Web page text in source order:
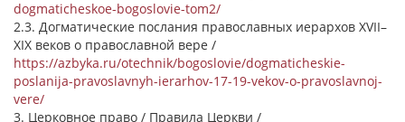
dogmaticheskoe-bogoslovie-tom2/
2.3. Догматические послания православных иерархов XVII–
XIX веков о православной вере /
https://azbyka.ru/otechnik/bogoslovie/dogmaticheskie-
poslanija-pravoslavnyh-ierarhov-17-19-vekov-o-pravoslavnoj-
vere/
3. Церковное право / Правила Церкви /